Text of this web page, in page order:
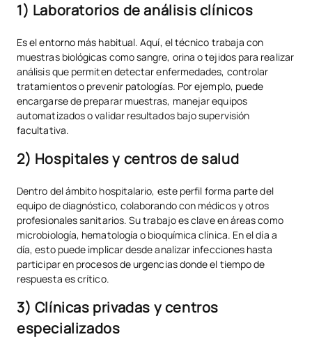
1) Laboratorios de análisis clínicos
Es el entorno más habitual. Aquí, el técnico trabaja con
muestras biológicas como sangre, orina o tejidos para realizar
análisis que permiten detectar enfermedades, controlar
tratamientos o prevenir patologías. Por ejemplo, puede
encargarse de preparar muestras, manejar equipos
automatizados o validar resultados bajo supervisión
facultativa.
2) Hospitales y centros de salud
Dentro del ámbito hospitalario, este perfil forma parte del
equipo de diagnóstico, colaborando con médicos y otros
profesionales sanitarios. Su trabajo es clave en áreas como
microbiología, hematología o bioquímica clínica. En el día a
día, esto puede implicar desde analizar infecciones hasta
participar en procesos de urgencias donde el tiempo de
respuesta es crítico.
3) Clínicas privadas y centros
especializados